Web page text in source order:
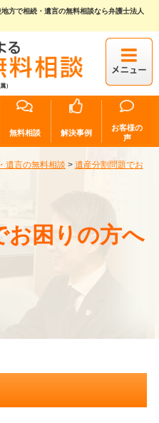
方で相続・遺言の無料相談なら弁護士法人
）
無料相談 解決事例
お客様の
声
遺言の無料相談 > 遺産分割問題でお
お困りの方へ